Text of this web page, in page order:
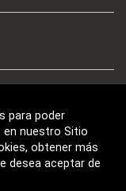
para poder
en nuestro Sitio
obtener más
desea aceptar de